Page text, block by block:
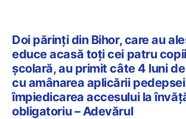
Doi părinţi din Bihor, care au
educe acasă toţi cei patru
şcolară, au primit câte 4 luni
cu amânarea aplicării
împiedicarea accesului la
obligatoriu – Adevărul